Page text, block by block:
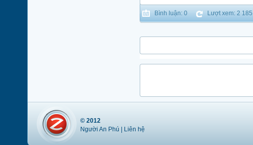
Bình luận: 0 Lượt xem: 2 185
© 2012
Người An Phú |
Liên hệ